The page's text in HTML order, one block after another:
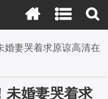
婚妻哭着求原谅高清在
未婚妻哭着求